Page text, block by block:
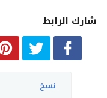
شارك الرابط
نسخ